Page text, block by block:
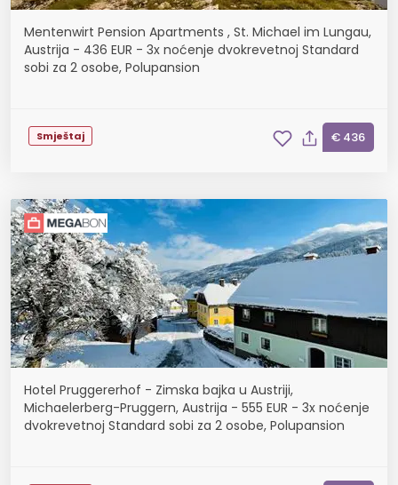
Mentenwirt Pension Apartments , St. Michael im Lungau,
Austrija - 436 EUR - 3x noćenje dvokrevetnoj Standard
sobi za 2 osobe, Polupansion
Smještaj € 436
Hotel Pruggererhof - Zimska bajka u Austriji,
Michaelerberg-Pruggern, Austrija - 555 EUR - 3x noćenje
dvokrevetnoj Standard sobi za 2 osobe, Polupansion